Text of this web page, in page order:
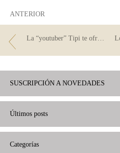
ANTERIOR
La “youtuber” Tipi te ofrece consejos para el día a día de tus finanzas
SUSCRIPCIÓN A NOVEDADES
Últimos posts
Categorías